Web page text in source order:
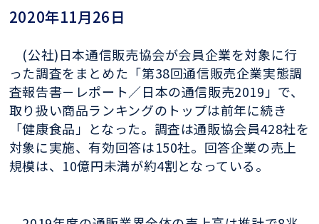
2020年11月26日
(公社)日本通信販売協会が会員企業を対象に行
った調査をまとめた「第38回通信販売企業実態調
査報告書－レポート／日本の通信販売2019」で、
取り扱い商品ランキングのトップは前年に続き
「健康食品」となった。調査は通販協会員428社を
対象に実施、有効回答は150社。回答企業の売上
規模は、10億円未満が約4割となっている。